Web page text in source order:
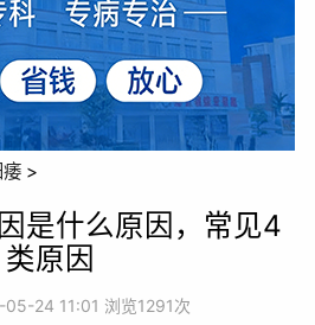
>
是什么原因，常见4
类原因
05-24 11:01 浏览1291次